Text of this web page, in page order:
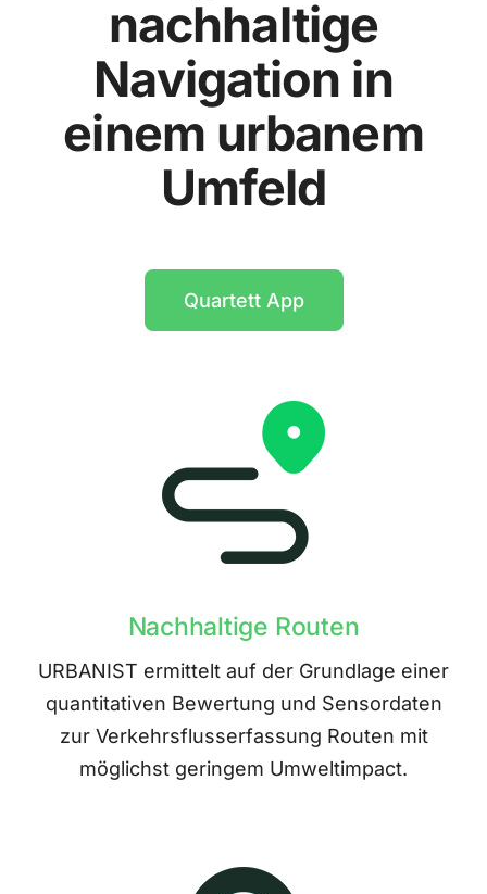
nachhaltige
Navigation in
einem urbanem
Umfeld
Quartett App
Nachhaltige Routen
URBANIST ermittelt auf der Grundlage einer
quantitativen Bewertung und Sensordaten
zur Verkehrsflusserfassung Routen mit
möglichst geringem Umweltimpact.